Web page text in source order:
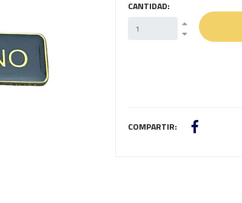
CANTIDAD:
COMPARTIR: